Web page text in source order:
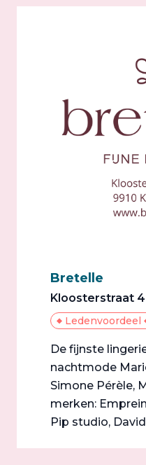
Bretelle
Kloosterstraat
Ledenvoordeel
De fijnste
nachtmode
Simone Pérèle,
merken:
Pip studio,